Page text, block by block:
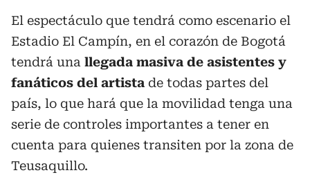
El espectáculo que tendrá como escenario el
Estadio El Campín, en el corazón de Bogotá
tendrá una llegada masiva de asistentes y
fanáticos del artista de todas partes del
país, lo que hará que la movilidad tenga una
serie de controles importantes a tener en
cuenta para quienes transiten por la zona de
Teusaquillo.